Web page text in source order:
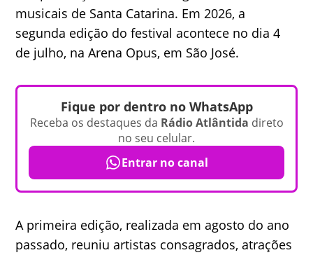
musicais de Santa Catarina. Em 2026, a
segunda edição do festival acontece no dia 4
de julho, na Arena Opus, em São José.
Fique por dentro no WhatsApp
Receba os destaques da Rádio Atlântida direto
no seu celular.
Entrar no canal
A primeira edição, realizada em agosto do ano
passado, reuniu artistas consagrados, atrações